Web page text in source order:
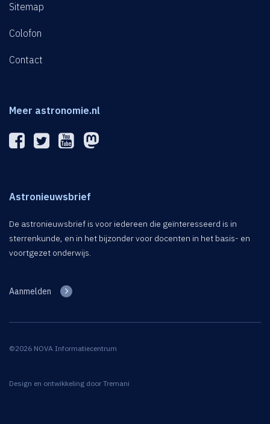
Sitemap
Colofon
Contact
Meer astronomie.nl
Astronieuwsbrief
De astronieuwsbrief is voor iedereen die geïnteresseerd is in
sterrenkunde, en in het bijzonder voor docenten in het basis- en
voortgezet onderwijs.
Aanmelden
©2026 NOVA Informatiecentrum
Design en ontwikkeling door Tremani